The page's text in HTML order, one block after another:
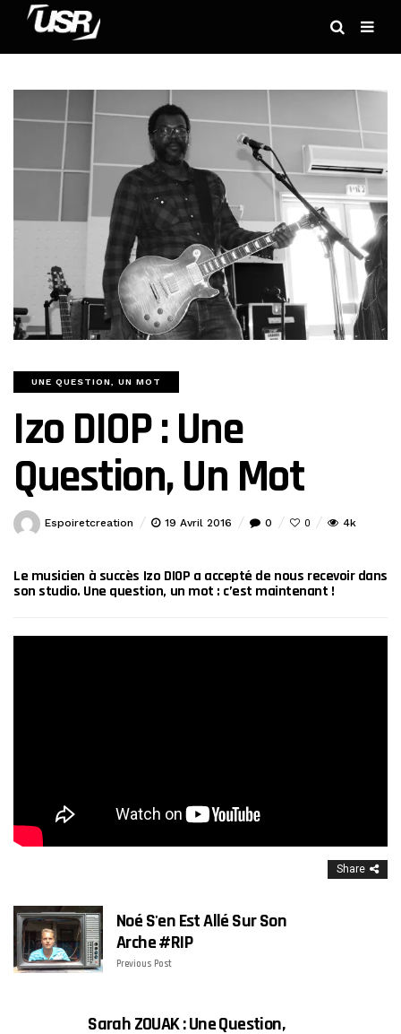
UNE QUESTION, UN MOT
Izo DIOP : Une
Question, Un Mot
Espoiretcreation 19 Avril 2016 0 0 4k
Le musicien à succès Izo DIOP a accepté de nous recevoir dans
son studio. Une question, un mot : c’est maintenant !
Share
Noé S'en Est Allé Sur Son
Arche #RIP
Previous Post
Sarah ZOUAK : Une Question,